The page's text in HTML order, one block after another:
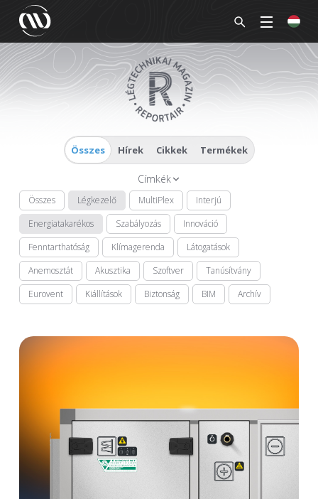
Összes Hírek Cikkek Termékek
Címkék
Összes Légkezelő MultiPlex
Interjú
Energiatakarékos
Szabályozás
Innováció
Fenntarthatóság
Klímagerenda
Látogatások
Anemosztát
Akusztika Szoftver
Tanúsítvány
Eurovent
Kiállítások Biztonság BIM Archív